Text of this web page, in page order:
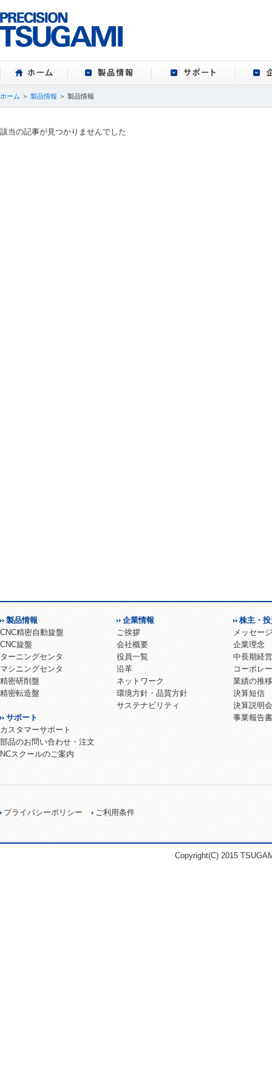
ホーム ＞ 製品情報 ＞ 製品情報
該当の記事が見つかりませんでした
製品情報
CNC精密自動旋盤
CNC旋盤
ターニングセンタ
マシニングセンタ
精密研削盤
精密転造盤
サポート
カスタマーサポート
部品のお問い合わせ・注文
NCスクールのご案内
企業情報
ご挨拶
会社概要
役員一覧
沿革
ネットワーク
環境方針・品質方針
サステナビリティ
株主・
メッセージ
企業理念
中長期経
コーポレ
業績の推移
決算短信
決算説明会
事業報告書
プライバシーポリシー ご利用条件
Copyright(C) 2015